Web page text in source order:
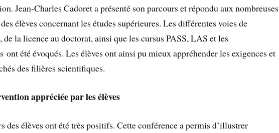
Jean-Charles Cadoret a présenté son parcours et répondu aux nombreuses
élèves concernant les études supérieures. Les différentes voies de
la licence au doctorat, ainsi que les cursus PASS, LAS et les
ont été évoqués. Les élèves ont ainsi pu mieux appréhender les exigences et
des filières scientifiques.
appréciée par les élèves
des élèves ont été très positifs. Cette conférence a permis d’illustrer